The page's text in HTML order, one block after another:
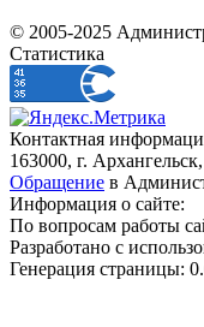
© 2005-2025
Статистика
Контактная
163000, г.
Обращение в
Информация о сайте:
По вопросам работы
Разработано с
Генерация страницы: